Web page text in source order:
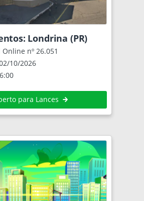
Londrina (PR)
nº 26.051
10/2026
para Lances